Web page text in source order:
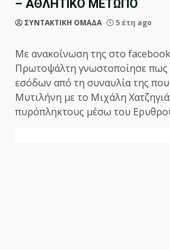
– ΑΘΛΗΤΙΚΟ ΜΕΤΩΠΟ
ΣΥΝΤΑΚΤΙΚΗ ΟΜΑΔΑ 5 έτη ago
Με ανακοίνωση της στο
Πρωτοψάλτη γνωστοποίησε πως
εσόδων από τη συναυλία της που
Μυτιλήνη με το Μιχάλη
πυρόπληκτους μέσω του